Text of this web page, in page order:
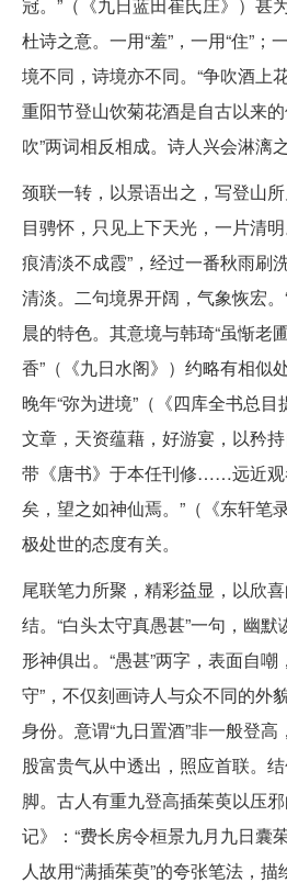
冠。”（《九日蓝田崔氏庄》）甚
杜诗之意。一用“羞”，一用“住”
境不同，诗境亦不同。“争吹酒上
重阳节登山饮菊花酒是自古以来的
吹”两词相反相成。诗人兴会淋漓
颈联一转，以景语出之，写登山
目骋怀，只见上下天光，一片清
痕清淡不成霞”，经过一番秋雨刷
清淡。二句境界开阔，气象恢宏。
晨的特色。其意境与韩琦“虽惭老
香”（《九日水阁》）约略有相似
晚年“弥为进境”（《四库全书总
文章，天资蕴藉，好游宴，以矜
带《唐书》于本任刊修……远近观
矣，望之如神仙焉。”（《东轩笔
极处世的态度有关。
尾联笔力所聚，精彩益显，以欣
结。“白头太守真愚甚”一句，幽默
形神俱出。“愚甚”两字，表面自嘲
守”，不仅刻画诗人与众不同的外
身份。意谓“九日置酒”非一般登
股富贵气从中透出，照应首联。结
脚。古人有重九登高插茱萸以压
记》：“费长房令桓景九月九日囊
人故用“满插茱萸”的夸张笔法，